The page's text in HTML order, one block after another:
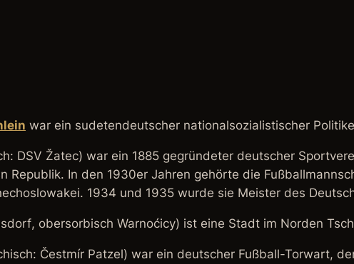
war ein sudetendeutscher nationalsozialistischer
DSV Žatec) war ein 1885 gegründeter deutscher
Republik. In den 1930er Jahren gehörte die
1934 und 1935 wurde sie Meister des
, obersorbisch Warnoćicy) ist eine Stadt im Norden
Čestmír Patzel) war ein deutscher Fußball-Torwart,